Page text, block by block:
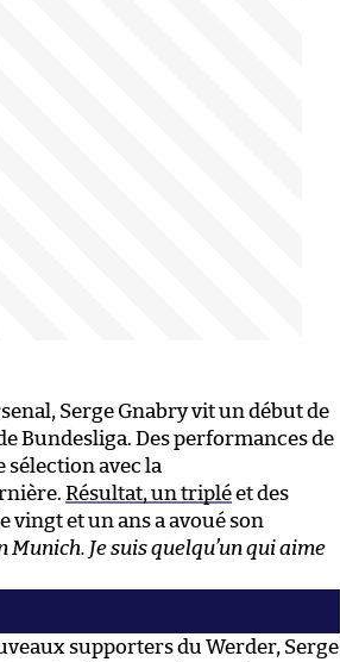
Serge Gnabry vit un début de
Bundesliga. Des performances de
avec la
Résultat, un tripléet des
vingt et un ans a avoué son
Je suis quelqu’un qui aime
supporters du Werder, Serge